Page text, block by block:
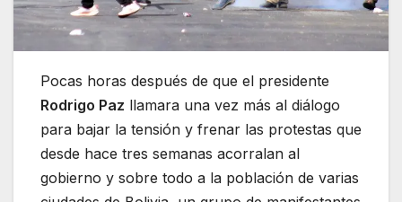
Pocas horas después de que el presidente
Rodrigo Paz llamara una vez más al diálogo
para bajar la tensión y frenar las protestas que
desde hace tres semanas acorralan al
gobierno y sobre todo a la población de varias